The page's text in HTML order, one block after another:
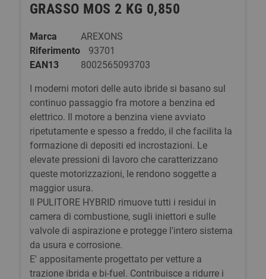
GRASSO MOS 2 KG 0,850
Marca
AREXONS
Riferimento
93701
EAN13
8002565093703
I moderni motori delle auto ibride si basano sul
continuo passaggio fra motore a benzina ed
elettrico. Il motore a benzina viene avviato
ripetutamente e spesso a freddo, il che facilita la
formazione di depositi ed incrostazioni. Le
elevate pressioni di lavoro che caratterizzano
queste motorizzazioni, le rendono soggette a
maggior usura.
Il PULITORE HYBRID rimuove tutti i residui in
camera di combustione, sugli iniettori e sulle
valvole di aspirazione e protegge l'intero sistema
da usura e corrosione.
E' appositamente progettato per vetture a
trazione ibrida e bi-fuel. Contribuisce a ridurre i